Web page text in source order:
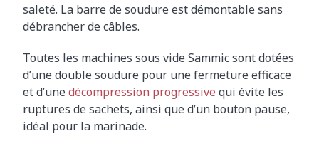
saleté. La barre de soudure est démontable sans
débrancher de câbles.
Toutes les machines sous vide Sammic sont dotées
d’une double soudure pour une fermeture efficace
et d’unedécompression progressive qui évite les
ruptures de sachets, ainsi que d’un bouton pause,
idéal pour la marinade.